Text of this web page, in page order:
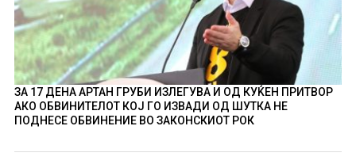
ЗА 17 ДЕНА АРТАН ГРУБИ ИЗЛЕГУВА И ОД КУЌЕН ПРИТВОР
АКО ОБВИНИТЕЛОТ КОЈ ГО ИЗВАДИ ОД ШУТКА НЕ
ПОДНЕСЕ ОБВИНЕНИЕ ВО ЗАКОНСКИОТ РОК